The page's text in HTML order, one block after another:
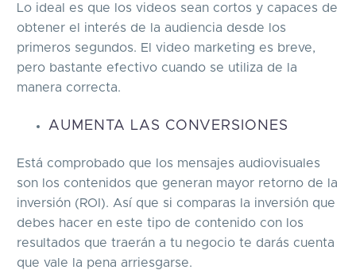
Lo ideal es que los videos sean cortos y capaces de
obtener el interés de la audiencia desde los
primeros segundos. El video marketing es breve,
pero bastante efectivo cuando se utiliza de la
manera correcta.
AUMENTA LAS CONVERSIONES
Está comprobado que los mensajes audiovisuales
son los contenidos que generan mayor retorno de la
inversión (ROI). Así que si comparas la inversión que
debes hacer en este tipo de contenido con los
resultados que traerán a tu negocio te darás cuenta
que vale la pena arriesgarse.